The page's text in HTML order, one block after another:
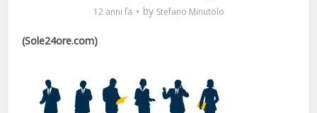
12 anni fa by Stefano Minutolo
(Sole24ore.com)